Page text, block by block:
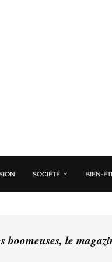
SOCIÉTÉ BIEN-
boomeuses, le